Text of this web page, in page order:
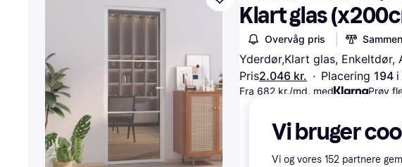
Klart glas
Overvåg pris
Yderdør,Klart glas, Enkeltdør,
Pris2.046 kr. · Placering 194 i
Fra 682 kr./md. med Prøv
Vi bruger
Vi og vores 152 partnere